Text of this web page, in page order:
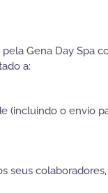
Gena Day
a:
(incluindo o envio
seus